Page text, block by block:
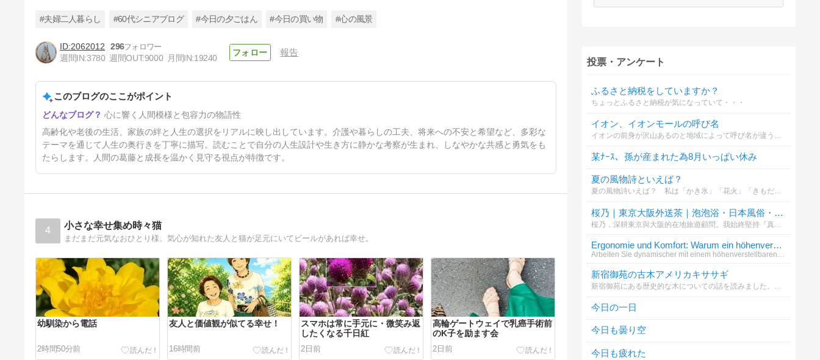
聞き・・
4日前
#夫婦二人暮らし #60代シニアブログ #今日の夕ごはん #今日の買い物 #心の風景
2062012
296
週間IN:3780 週間OUT:9000 月間IN:19240
報告
このブログのここがポイント
心に響く人間模様と包容力の物語性
高齢化や老後の生活、家族の絆と人生の選択をリアルに映し出しています。介護や暮らしの工夫、将来への不安と希望など、多彩な
テーマを通じて人生の奥行きを丁寧に描写。読むことで自分の人生設計や生き方に静かな考察が生まれ、しなやかな共感と勇気をも
たらします。人間の葛藤と成長を温かく見守る視点が特徴です。
4 小さな幸せ集め時々猫
まだまだ元気なおひとり様。気心が知れた友人と猫が足元にいてビールがあれば幸せ。
幼馴染から電話
2時間50分前
友人と価値観が似てる幸せ！
16時間前
スマホは常に手元に・微笑み返
したくなる千日紅
2日前
高輪ゲートウェイで乳癌手術前
のK子を励ます会
2日前
投票・アンケート
ふるさと納税をしていますか？
ちょっとふるさと納税が気になっていて・・・
イオン、イオンモールの呼び名
イオンの前身が沢山あるのと地域によって呼び名が違うことを知ったのでお聞きしたいです。記入漏れがあったらすみません(*_ _)՞՞この中にない場合はその他へお願い致します
某ﾅｰｽ、孫が産まれた為8月いっぱい休み
夏の風物詩といえば？
夏の風物詩いえば？ 私は「かき氷」「花火」「きもだめし」といったところです (^_^)v
桜乃｜東京大阪外送茶｜泡泡浴・日本風俗・上門服務LINE ID：3sk6 Tg： @Saku62 G
Ergonomie und Komfort: Warum ein höhenverstellbare
Arbeiten Sie dynamischer mit einem höhenverstellbaren Schreibtisch. Bewegung im Alltag wird unterstützt und Sicherheit g
新宿御苑の古木アメリカキササギ
新宿御苑にある歴史的な木についての話を読みました。あなたはこの木の魅力をどう感じますか？
今日の一日
今日も曇り空
今日も疲れた